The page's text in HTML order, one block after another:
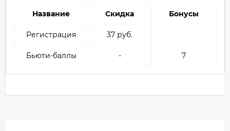
Название Скидка Бонусы
Регистрация 37 руб.
Бьюти-баллы - 7